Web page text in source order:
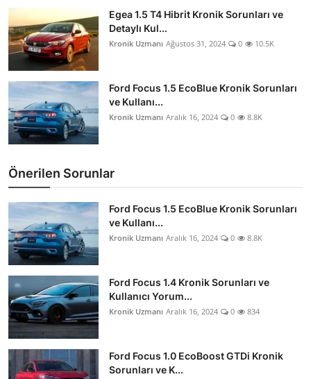
Egea 1.5 T4 Hibrit Kronik Sorunları ve
Detaylı Kul...
Kronik Uzmanı Ağustos 31, 2024 0 10.5K
Ford Focus 1.5 EcoBlue Kronik Sorunları
ve Kullanı...
Kronik Uzmanı Aralık 16, 2024 0 8.8K
Önerilen Sorunlar
Ford Focus 1.5 EcoBlue Kronik Sorunları
ve Kullanı...
Kronik Uzmanı Aralık 16, 2024 0 8.8K
Ford Focus 1.4 Kronik Sorunları ve
Kullanıcı Yorum...
Kronik Uzmanı Aralık 16, 2024 0 834
Ford Focus 1.0 EcoBoost GTDi Kronik
Sorunları ve K...